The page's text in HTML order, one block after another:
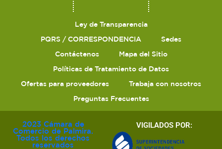
Ley de Transparencia
PQRS / CORRESPONDENCIA
Sedes
Contáctenos
Mapa del Sitio
Políticas de Tratamiento de Datos
Ofertas para proveedores
Trabaja con nosotros
Preguntas Frecuentes
2023 Cámara de
Comercio de Palmira.
Todos los derechos
reservados
VIGILADOS POR: